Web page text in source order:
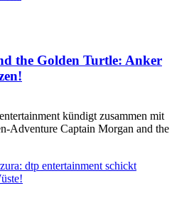
the Golden Turtle: Anker
kündigt zusammen mit
Adventure Captain Morgan and the